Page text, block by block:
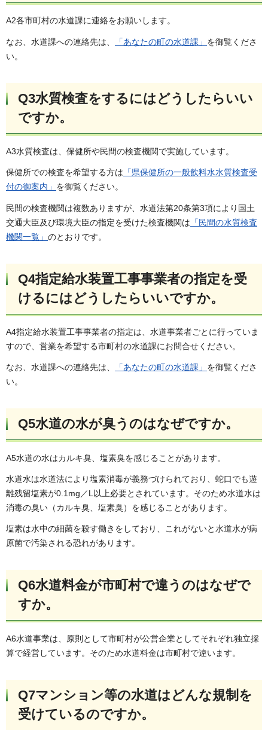
A2各市町村の水道課に連絡をお願いします。
なお、水道課への連絡先は、 「あなたの町の水道課」 を御覧くださ
い。
Q3水質検査をするにはどうしたらいい
ですか。
A3水質検査は、保健所や民間の検査機関で実施しています。
保健所での検査を希望する方は 「県保健所の一般飲料水水質検査受
付の御案内」 を御覧ください。
民間の検査機関は複数ありますが、水道法第20条第3項により国土
交通大臣及び環境大臣の指定を受けた検査機関は 「民間の水質検査
機関一覧」 のとおりです。
Q4指定給水装置工事事業者の指定を受
けるにはどうしたらいいですか。
A4指定給水装置工事事業者の指定は、水道事業者ごとに行っていま
すので、営業を希望する市町村の水道課にお問合せください。
なお、水道課への連絡先は、 「あなたの町の水道課」 を御覧くださ
い。
Q5水道の水が臭うのはなぜですか。
A5水道の水はカルキ臭、塩素臭を感じることがあります。
水道水は水道法により塩素消毒が義務づけられており、蛇口でも遊
離残留塩素が0.1mg／L以上必要とされています。そのため水道水は
消毒の臭い（カルキ臭、塩素臭）を感じることがあります。
塩素は水中の細菌を殺す働きをしており、これがないと水道水が病
原菌で汚染される恐れがあります。
Q6水道料金が市町村で違うのはなぜで
すか。
A6水道事業は、原則として市町村が公営企業としてそれぞれ独立採
算で経営しています。そのため水道料金は市町村で違います。
Q7マンション等の水道はどんな規制を
受けているのですか。